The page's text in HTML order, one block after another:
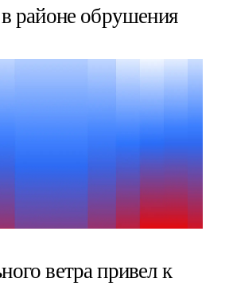
районе обрушения
ветра привел к